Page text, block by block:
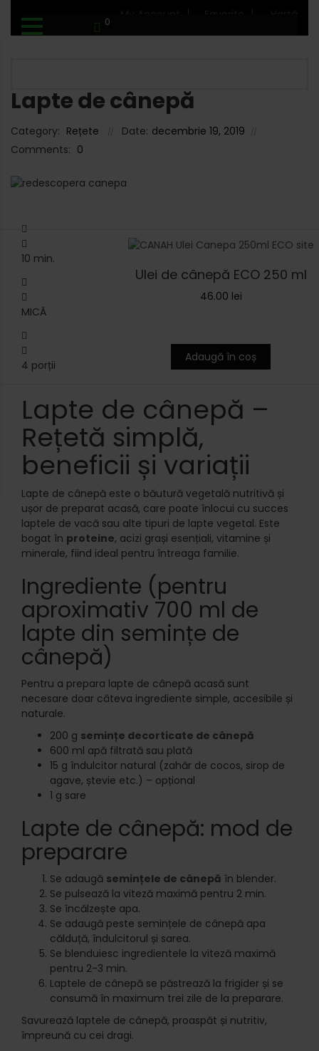
0
Ulei de cânepă ECO 250 ml
46.00 lei
Adaugă în coș
Lapte de cânepă
Category: Rețete Date: decembrie 19, 2019
Comments: 0
10 min.
MICĂ
4 porții
Lapte de cânepă –
Rețetă simplă,
beneficii și variații
Lapte de cânepă este o băutură vegetală nutritivă și
ușor de preparat acasă, care poate înlocui cu succes
laptele de vacă sau alte tipuri de lapte vegetal. Este
bogat în proteine, acizi grași esențiali, vitamine și
minerale, fiind ideal pentru întreaga familie.
Ingrediente (pentru
aproximativ 700 ml de
lapte din semințe de
cânepă)
Pentru a prepara lapte de cânepă acasă sunt
necesare doar câteva ingrediente simple, accesibile și
naturale.
200 g semințe decorticate de cânepă
600 ml apă filtrată sau plată
15 g îndulcitor natural (zahăr de cocos, sirop de
agave, ștevie etc.) – opțional
1 g sare
Lapte de cânepă: mod de
preparare
Se adaugă semințele de cânepă în blender.
Se pulsează la viteză maximă pentru 2 min.
Se încălzește apa.
Se adaugă peste semințele de cânepă apa
călduță, îndulcitorul și sarea.
Se blenduiesc ingredientele la viteză maximă
pentru 2-3 min.
Laptele de cânepă se păstrează la frigider și se
consumă în maximum trei zile de la preparare.
Savurează laptele de cânepă, proaspăt și nutritiv,
împreună cu cei dragi.